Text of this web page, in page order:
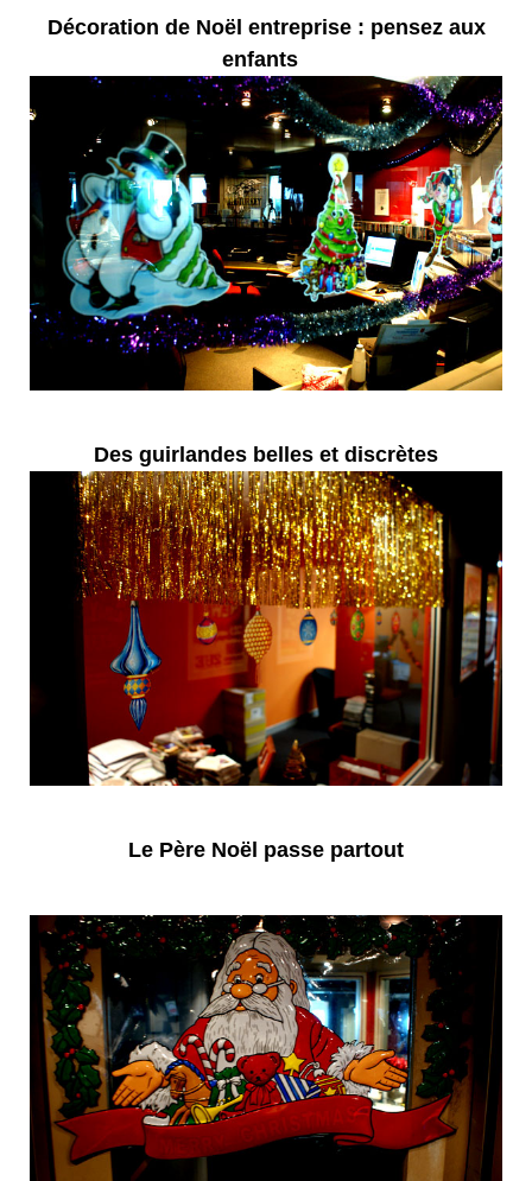
Décoration de Noël entreprise : pensez aux
enfants
Des guirlandes belles et discrètes
Le Père Noël passe partout